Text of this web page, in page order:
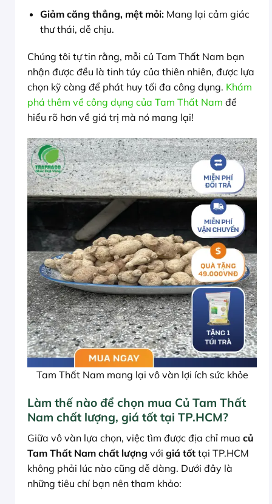
Giảm căng thẳng, mệt mỏi:Mang lại cảm giác
thư thái, dễ chịu.
Chúng tôi tự tin rằng, mỗi củ Tam Thất Nam bạn
nhận được đều là tinh túy của thiên nhiên, được lựa
chọn kỹ càng để phát huy tối đa công dụng. Khám
phá thêm về công dụng của Tam Thất Nam để
hiểu rõ hơn về giá trị mà nó mang lại!
Tam Thất Nam mang lại vô vàn lợi ích sức khỏe
Làm thế nào để chọn mua Củ Tam Thất
Nam chất lượng, giá tốt tại TP.HCM?
Giữa vô vàn lựa chọn, việc tìm được địa chỉ mua củ
Tam Thất Nam chất lượng với giá tốt tại TP.HCM
không phải lúc nào cũng dễ dàng. Dưới đây là
những tiêu chí bạn nên tham khảo: